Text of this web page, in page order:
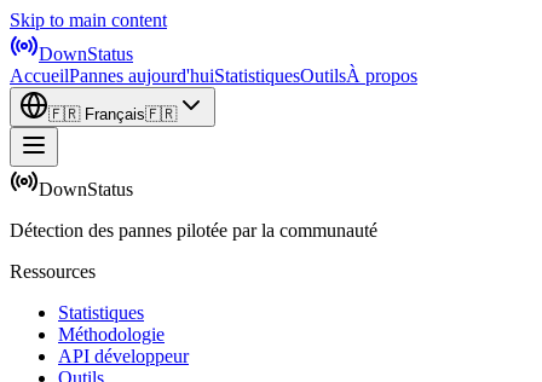
Skip to main content
DownStatus
AccueilPannes aujourd'huiStatistiquesOutilsÀ propos
🇫🇷 Français🇫🇷
DownStatus
Détection des pannes pilotée par la communauté
Ressources
Statistiques
Méthodologie
API développeur
Outils